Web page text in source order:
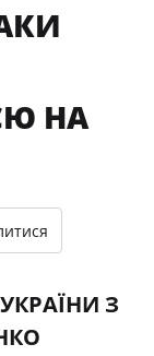
НА
З